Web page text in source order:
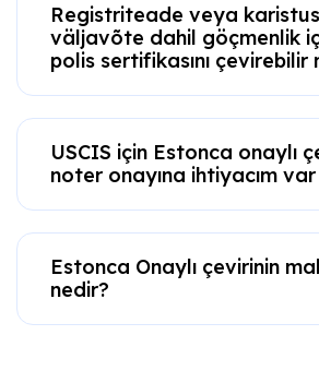
Registriteade veya
väljavõte dahil göçmenlik
polis sertifikasını çevirebilir
USCIS için Estonca onaylı
noter onayına ihtiyacım var
Estonca Onaylı çevirinin
nedir?